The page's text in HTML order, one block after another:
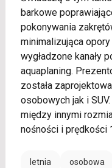
barkowe
pokonywania
minimalizująca
wygładzone kanały
aquaplaning.
została
osobowych jak i
między innymi
nośności i prędkości
letnia osobowa